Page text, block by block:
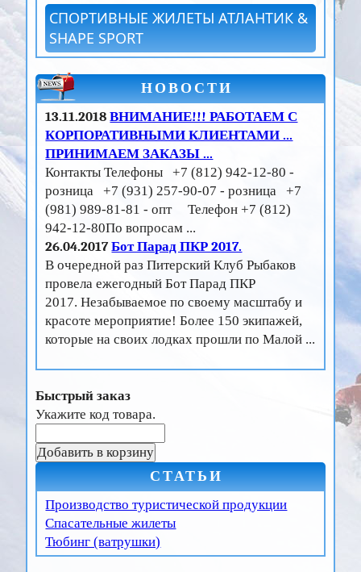
СПОРТИВНЫЕ ЖИЛЕТЫ АТЛАНТИК &
SHAPE SPORT
НОВОСТИ
13.11.2018ВНИМАНИЕ!!! РАБОТАЕМ С
КОРПОРАТИВНЫМИ КЛИЕНТАМИ ...
ПРИНИМАЕМ ЗАКАЗЫ ...
Контакты Телефоны +7 (812) 942-12-80 -
розница +7 (931) 257-90-07 - розница +7
(981) 989-81-81 - опт Телефон +7 (812)
942-12-80По вопросам ...
26.04.2017Бот Парад ПКР 2017.
В очередной раз Питерский Клуб Рыбаков
провела ежегодный Бот Парад ПКР
2017. Незабываемое по своему масштабу и
красоте мероприятие! Более 150 экипажей,
которые на своих лодках прошли по Малой ...
Быстрый заказ
Укажите код товара.
СТАТЬИ
Производство туристической продукции
Спасательные жилеты
Тюбинг (ватрушки)